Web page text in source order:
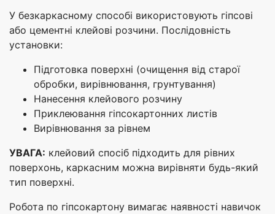
У безкаркасному способі використовують гіпсові
або цементні клейові розчини. Послідовність
установки:
Підготовка поверхні (очищення від старої
обробки, вирівнювання, грунтування)
Нанесення клейового розчину
Приклеювання гіпсокартонних листів
Вирівнювання за рівнем
УВАГА: клейовий спосіб підходить для рівних
поверхонь, каркасним можна вирівняти будь-який
тип поверхні.
Робота по гіпсокартону вимагає наявності навичок